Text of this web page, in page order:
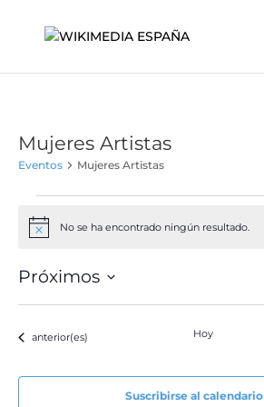
Mujeres Artistas
Eventos Mujeres Artistas
Aviso No se ha encontrado ningún resultado.
Próximos
fecha.
Eventos
anterior(es) Hoy
Suscribirse al calendario